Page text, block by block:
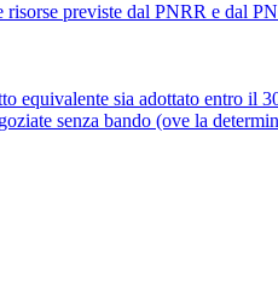
previste dal PNRR e dal
equivalente sia adottato entro il
senza bando (ove la